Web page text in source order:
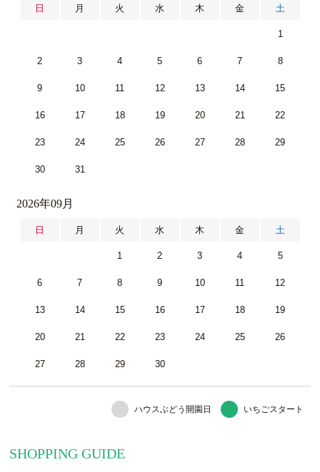
日 月 火 水 木 金 土
1
2 3 4 5 6 7 8
9 10 11 12 13 14 15
16 17 18 19 20 21 22
23 24 25 26 27 28 29
30 31
2026年09月
日 月 火 水 木 金 土
1 2 3 4 5
6 7 8 9 10 11 12
13 14 15 16 17 18 19
20 21 22 23 24 25 26
27 28 29 30
ハウスぶどう開園日 いちごスタート
SHOPPING GUIDE